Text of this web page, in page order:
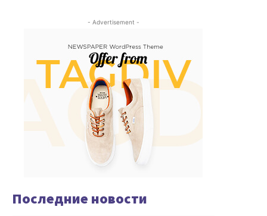
- Advertisement -
Последние новости